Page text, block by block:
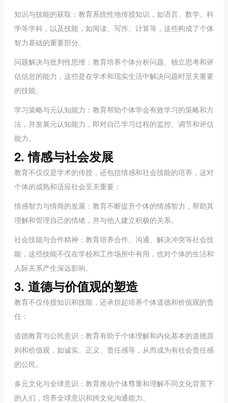
知识与技能的获取：教育系统性地传授知识，如语言、数学、科
学等学科，以及技能，如阅读、写作、计算等，这些构成了个体
智力基础的重要部分。
问题解决与批判性思维：教育培养个体分析问题、独立思考和评
估信息的能力，这些是在学术和现实生活中解决问题时至关重要
的技能。
学习策略与元认知能力：教育帮助个体学会有效学习的策略和方
法，并发展元认知能力，即对自己学习过程的监控、调节和评估
能力。
2. 情感与社会发展
教育不仅仅是学术的传授，还包括情感和社会技能的培养，这对
个体的成熟和适应社会至关重要：
情感智力与情商的发展：教育不断提升个体的情感智力，帮助其
理解和管理自己的情绪，并与他人建立积极的关系。
社会技能与合作精神：教育培养合作、沟通、解决冲突等社会技
能，这些技能不仅在学校和工作场所中有用，也对个体的生活和
人际关系产生深远影响。
3. 道德与价值观的塑造
教育不仅传授知识和技能，还承担起培养个体道德和价值观的责
任：
道德教育与公民意识：教育有助于个体理解和内化基本的道德原
则和价值观，如诚实、正义、责任感等，从而成为有社会责任感
的公民。
多元文化与全球意识：教育推动个体尊重和理解不同文化背景下
的人们，培养全球意识和跨文化沟通能力。